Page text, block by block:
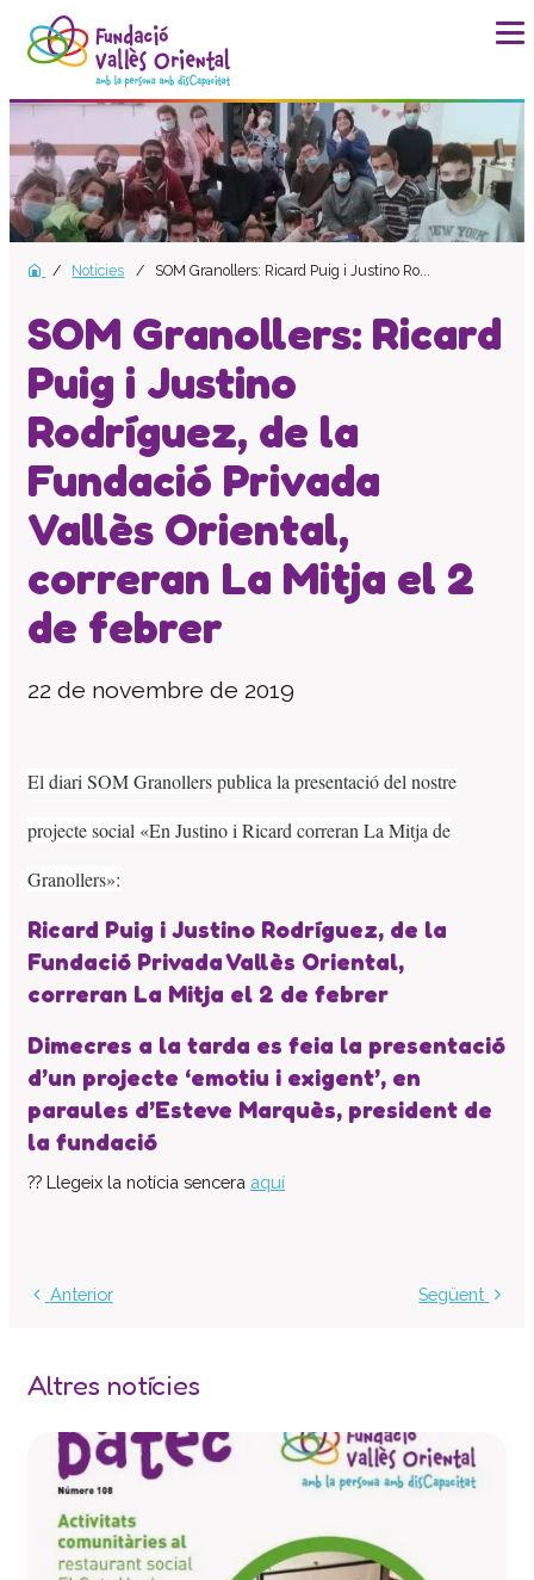
La fundació
Història
Missió, visió i valors
Distincions i entitats
Model de qualitat
Revista Batec
Memòries
Documents
Transparència
Carta de serveis
Pla estratègic
Impacte social
El patronat
Organigrama de l’entitat
Informe auditoria comptes anuals
publica
Subvencions i ajudes públiques
Serveis a persones
Residència
Centre d’atenció especialitzada
Servei d’habitatge
Edifici de Rehabilitació Funcional
Càtering
Serveis Generals
Assessorament LGD i RSC
Notícies SOM Granollers: Ricard Puig i Justino Ro...
SOM Granollers: Ricard
Puig i Justino
Rodríguez, de la
Fundació Privada
Vallès Oriental,
correran La Mitja el 2
de febrer
22 de novembre de 2019
El diari SOM Granollers publica la presentació del nostre
projecte social «En Justino i Ricard correran La Mitja de
Granollers»:
Ricard Puig i Justino Rodríguez, de la
Fundació Privada Vallès Oriental,
correran La Mitja el 2 de febrer
Dimecres a la tarda es feia la presentació
d’un projecte ‘emotiu i exigent’, en
paraules d’Esteve Marquès, president de
la fundació
?? Llegeix la notícia sencera aquí
Anterior Següent
Altres notícies